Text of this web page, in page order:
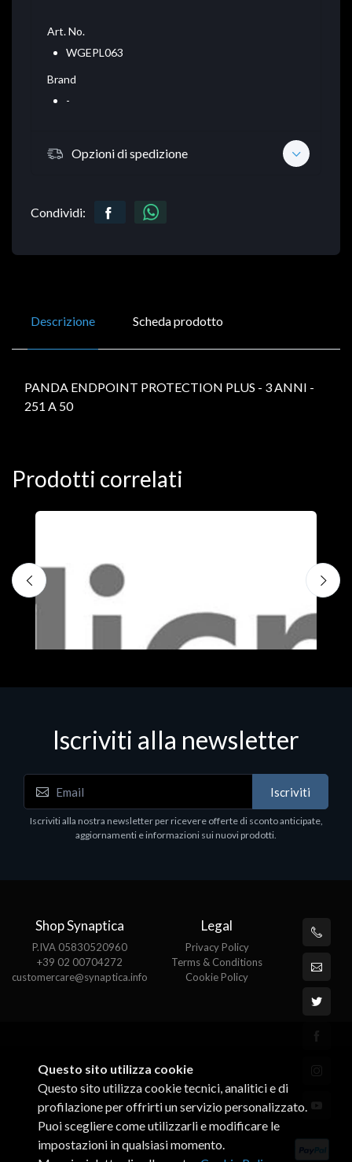
Art. No.
WGEPL063
Brand
-
Opzioni di spedizione
Condividi:
Descrizione Scheda prodotto
PANDA ENDPOINT PROTECTION PLUS - 3 ANNI -
251 A 50
Prodotti correlati
Software - Office Productivity
MS OFFICE H&S 2021 ESD
Iscriviti alla newsletter
Iscriviti
Iscriviti alla nostra newsletter per ricevere offerte di sconto anticipate,
aggiornamenti e informazioni sui nuovi prodotti.
Shop Synaptica
P.IVA 05830520960
+39 02 00704272
customercare@synaptica.info
Legal
Privacy Policy
Terms & Conditions
Cookie Policy
Questo sito utilizza cookie
Questo sito utilizza cookie tecnici, analitici e di
profilazione per offrirti un servizio personalizzato.
Puoi scegliere come utilizzarli e modificare le
impostazioni in qualsiasi momento.